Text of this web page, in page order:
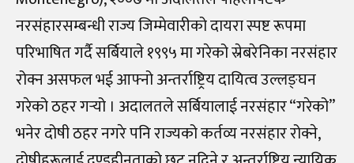
नरसंहारसम्बन्धी राज्य जिम्मेवारीको दायरा स्पष्ट रूपमा
परिभाषित गर्दै सर्बियाले १९९५ मा गरेको स्रेबरेनिका नरसंहार
रोक्न असफल भई आफ्नो अन्तर्राष्ट्रिय दायित्व उल्लङ्घन
गरेको ठहर गर्‍यो । अदालतले सर्बियालाई नरसंहार “गरेको”
भनेर दोषी ठहर नगरे पनि राज्यको कर्तव्य नरसंहार रोक्ने,